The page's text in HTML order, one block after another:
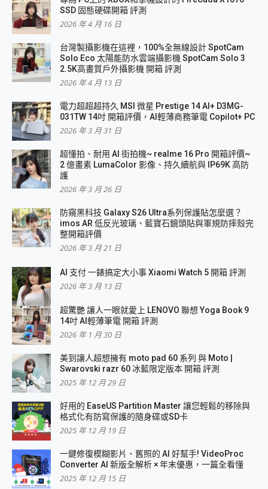
SSD 固態硬碟開箱 評測
2026 年 4 月 16 日
台灣製攝影機在這裡，100%全無線設計 SpotCam
Solo Eco 太陽能防水雲端攝影機 SpotCam Solo 3
2.5K高畫質戶外攝影機 開箱 評測
2026 年 4 月 13 日
電力超超超持久 MSI 微星 Prestige 14 AI+ D3MG-
031TW 14吋 開箱評價，AI輕薄商務筆電 Copilot+ PC
2026 年 3 月 31 日
超懂拍、耐用 AI 街拍機~ realme 16 Pro 開箱評價~
2 億畫素 LumaColor 影像、持久續航與 IP69K 高防
護
2026 年 3 月 26 日
防窺黑科技 Galaxy S26 Ultra系列保護貼怎麼選？
imos AR 低反光玻璃、藍寶石鏡頭貼與軍規防摔殼完
整開箱評價
2026 年 3 月 21 日
AI 支付 一錶搞定大小事 Xiaomi Watch 5 開箱 評測
2026 年 3 月 13 日
超驚艷 讓人一眼就愛上 LENOVO 聯想 Yoga Book 9
14吋 AI輕薄筆電 開箱 評測
2026 年 1 月 30 日
美到讓人超想擁有 moto pad 60 系列 與 Moto |
Swarovski razr 60 冰藍限定版本 開箱 評測
2025 年 12 月 29 日
好用的 EaseUS Partition Master 讓您輕鬆的移除與
格式化有防寫保護的隨身碟或SD卡
2025 年 12 月 19 日
一鍵修復模糊影片、舊照的 AI 好幫手! VideoProc
Converter AI 新版全解析 × 年末優惠，一篇全看懂
2025 年 12 月 15 日